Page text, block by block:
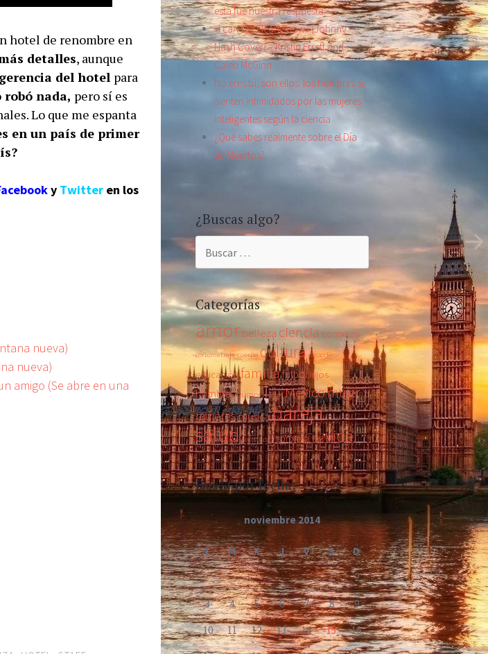
hotel de renombre en
detalles, aunque
del hotel para
robó nada, pero sí es
Lo que me espanta
en un país de primer
y Twitter en los
nueva)
nueva)
amigo (Se abre en una
esta fue nuestra respuesta.
«I can see clearly now» (Johnny
Nash Cover) – Kristin Errett and
Caleb McGinn
No eres tú, son ellos: los hombres se
sienten intimidados por las mujeres
inteligentes según la ciencia
¿Qué sabes realmente sobre el Día
de Muertos?
¿Buscas algo?
Categorías
amor belleza ciencia consejos
cortometraje cuerpo cultura deporte
educaciónfamiliafutbol hijos
hombres humor madre Mexicomujer
mujeresmúsicapareja
salud sexualidad sorpresa tips vida
Busca por fecha:
noviembre 2014
L M X J V S
D
1
2
3
4 5 6 7 8
9
10
11 12 13 14 15
16